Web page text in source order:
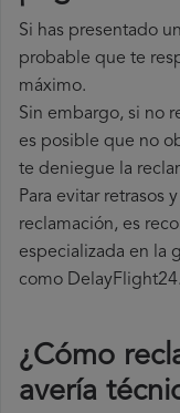
Si has presentado
probable que te
máximo.
Sin embargo, si no
es posible que no
te deniegue la
Para evitar retrasos
reclamación, es
especializada en la
como
¿Cómo
avería